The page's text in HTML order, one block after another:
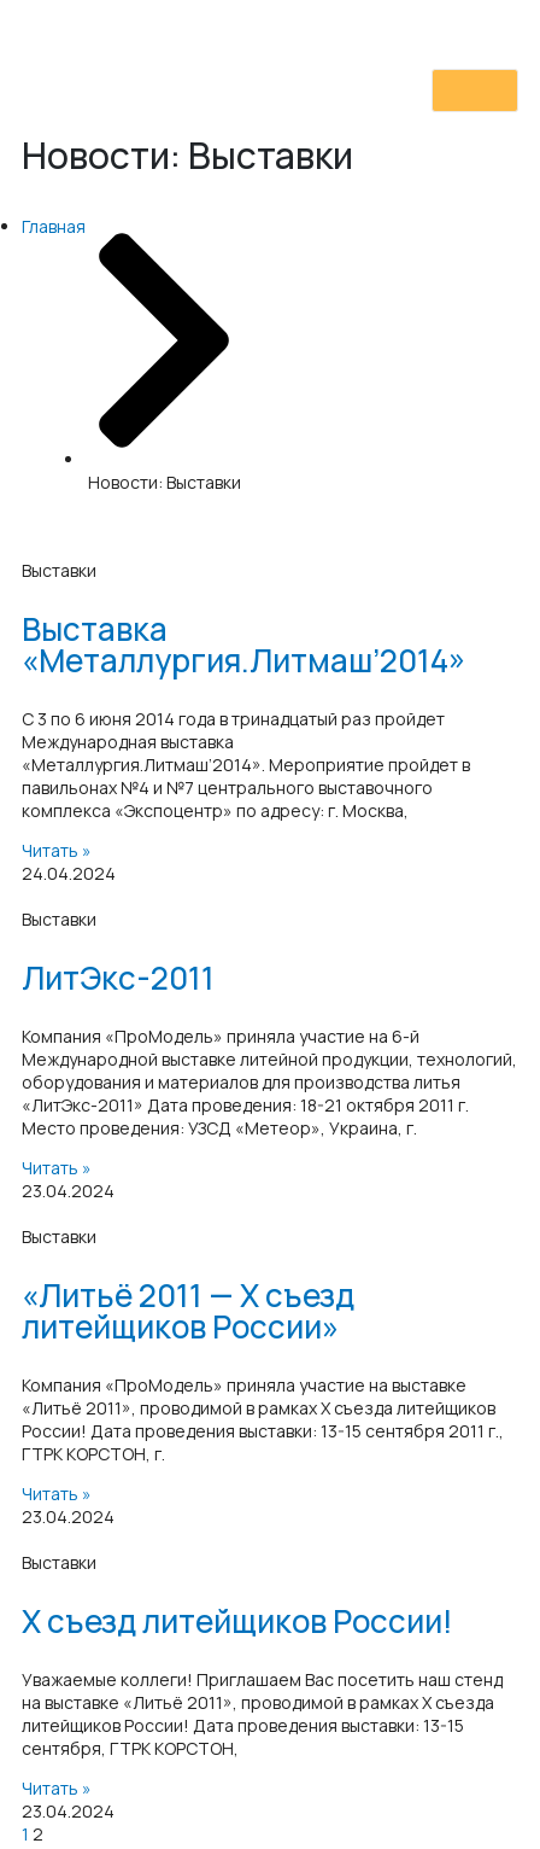
Новости: Выставки
Главная
Новости: Выставки
Выставки
Выставка
«Металлургия.Литмаш’2014»
С 3 по 6 июня 2014 года в тринадцатый раз пройдет
Международная выставка
«Металлургия.Литмаш’2014». Мероприятие пройдет в
павильонах №4 и №7 центрального выставочного
комплекса «Экспоцентр» по адресу: г. Москва,
Читать »
24.04.2024
Выставки
ЛитЭкс-2011
Компания «ПроМодель» приняла участие на 6-й
Международной выставке литейной продукции, технологий,
оборудования и материалов для производства литья
«ЛитЭкс-2011» Дата проведения: 18-21 октября 2011 г.
Место проведения: УЗСД «Метеор», Украина, г.
Читать »
23.04.2024
Выставки
«Литьё 2011 — Х съезд
литейщиков России»
Компания «ПроМодель» приняла участие на выставке
«Литьё 2011», проводимой в рамках Х съезда литейщиков
России! Дата проведения выставки: 13-15 сентября 2011 г.,
ГТРК КОРСТОН, г.
Читать »
23.04.2024
Выставки
Х съезд литейщиков России!
Уважаемые коллеги! Приглашаем Вас посетить наш стенд
на выставке «Литьё 2011», проводимой в рамках Х съезда
литейщиков России! Дата проведения выставки: 13-15
сентября, ГТРК КОРСТОН,
Читать »
23.04.2024
1 2